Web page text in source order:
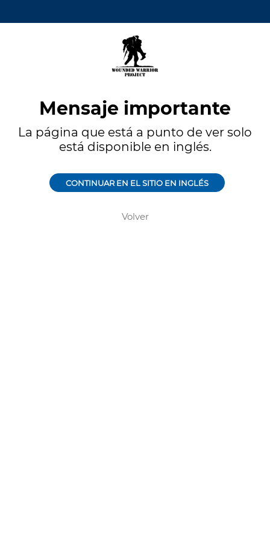
Mensaje importante
La página que está a punto de ver solo
está disponible en inglés.
CONTINUAR EN EL SITIO EN INGLÉS
Volver